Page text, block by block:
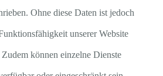
Ohne diese Daten ist jedoch
unserer Website
können einzelne Dienste